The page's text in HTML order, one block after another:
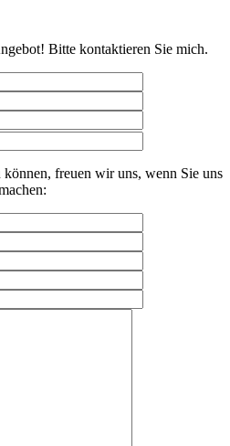
Bitte kontaktieren Sie mich.
freuen wir uns, wenn Sie uns